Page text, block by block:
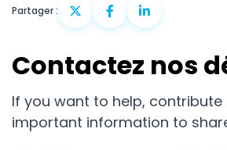
Partager :
Contactez nos
If you want to help, contribute
important information to